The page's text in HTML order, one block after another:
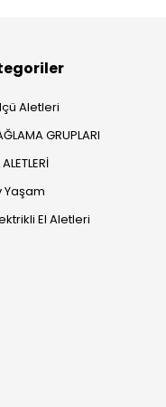
Aletleri
GRUPLARI
ALETLERİ
Yaşam
El Aletleri